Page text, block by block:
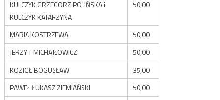
KULCZYK GRZEGORZ POLIŃSKA i
KULCZYK KATARZYNA
50,00
MARIA KOSTRZEWA
50,00
JERZY T MICHAJŁOWICZ
50,00
KOZIOŁ BOGUSŁAW
35,00
PAWEŁ ŁUKASZ ZIEMIAŃSKI
50,00